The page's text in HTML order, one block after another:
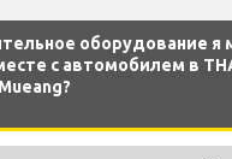
оборудование я
с автомобилем в